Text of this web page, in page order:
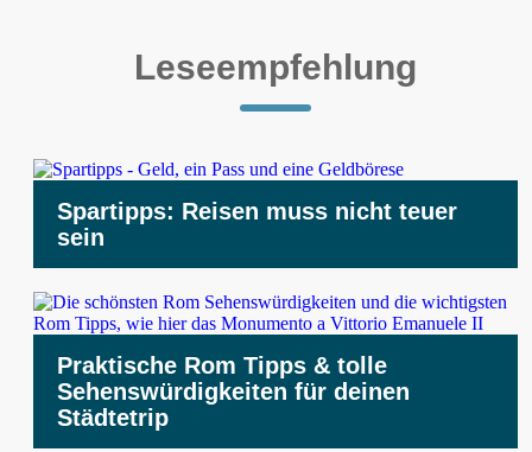
Leseempfehlung
Spartipps: Reisen muss nicht teuer
sein
Praktische Rom Tipps & tolle
Sehenswürdigkeiten für deinen
Städtetrip